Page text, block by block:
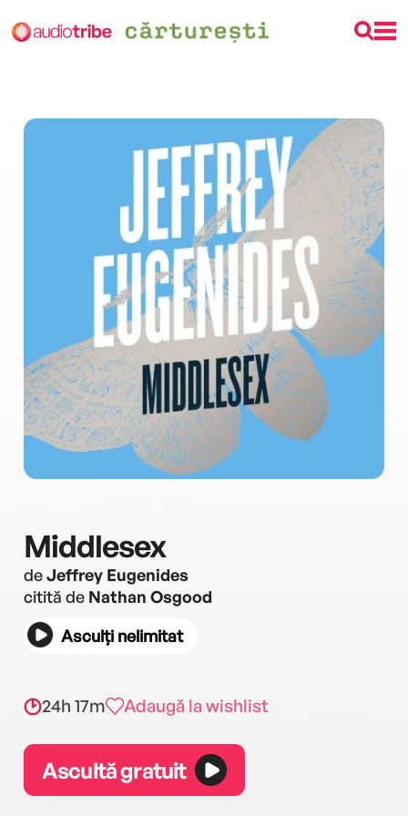
Middlesex
deJeffrey Eugenides
citită de Nathan Osgood
Asculți nelimitat
24h 17m Adaugă la wishlist
Ascultă gratuit